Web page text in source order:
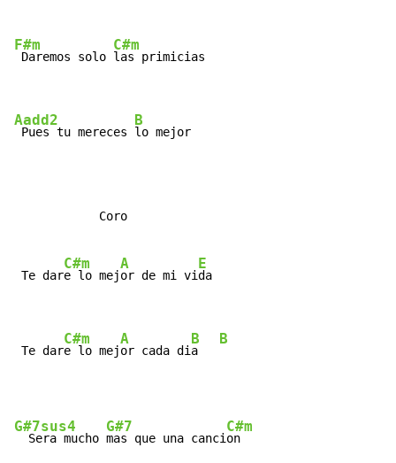
F#m
Daremos solo
C#m
las primicias
Aadd2
Pues tu mereces
B
lo mejor
            Coro
Te dar
C#m
e lo mej
A
or de mi vi
E
da
Te dar
C#m
e lo mej
A
or cada di
B
a
B
G#7sus4
  Sera mucho
G#7
mas que una canci
C#m
on